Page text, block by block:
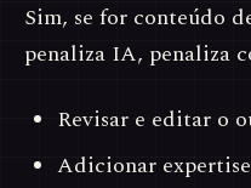
Sim, se for conteúdo
penaliza IA, penaliza
Revisar e editar o
Adicionar